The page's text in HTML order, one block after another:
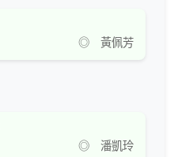
◎ 黃佩芳
◎ 潘凱玲